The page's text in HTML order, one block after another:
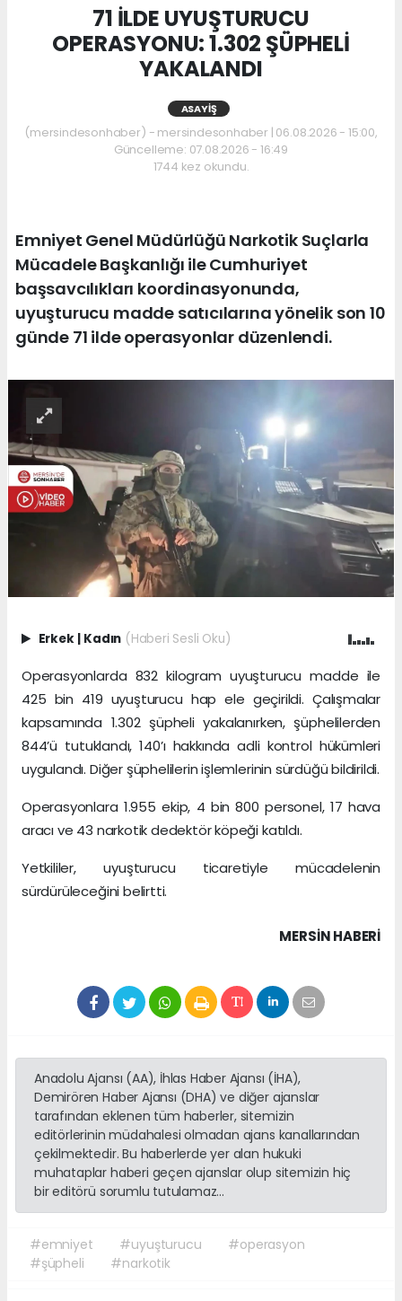
71 İLDE UYUŞTURUCU
OPERASYONU: 1.302 ŞÜPHELİ
YAKALANDI
ASAYIŞ
(mersindesonhaber) - mersindesonhaber | 06.08.2026 - 15:00,
Güncelleme: 07.08.2026 - 16:49
1744 kez okundu.
Emniyet Genel Müdürlüğü Narkotik Suçlarla
Mücadele Başkanlığı ile Cumhuriyet
başsavcılıkları koordinasyonunda,
uyuşturucu madde satıcılarına yönelik son 10
günde 71 ilde operasyonlar düzenlendi.
Erkek | Kadın (Haberi Sesli Oku)
Operasyonlarda 832 kilogram uyuşturucu madde ile
425 bin 419 uyuşturucu hap ele geçirildi. Çalışmalar
kapsamında 1.302 şüpheli yakalanırken, şüphelilerden
844’ü tutuklandı, 140’ı hakkında adli kontrol hükümleri
uygulandı. Diğer şüphelilerin işlemlerinin sürdüğü bildirildi.
Operasyonlara 1.955 ekip, 4 bin 800 personel, 17 hava
aracı ve 43 narkotik dedektör köpeği katıldı.
Yetkililer, uyuşturucu ticaretiyle mücadelenin
sürdürüleceğini belirtti.
MERSIN HABERİ
Anadolu Ajansı (AA), İhlas Haber Ajansı (İHA),
Demirören Haber Ajansı (DHA) ve diğer ajanslar
tarafından eklenen tüm haberler, sitemizin
editörlerinin müdahalesi olmadan ajans kanallarından
çekilmektedir. Bu haberlerde yer alan hukuki
muhataplar haberi geçen ajanslar olup sitemizin hiç
bir editörü sorumlu tutulamaz...
#emniyet #uyuşturucu
#operasyon
#şüpheli
#narkotik